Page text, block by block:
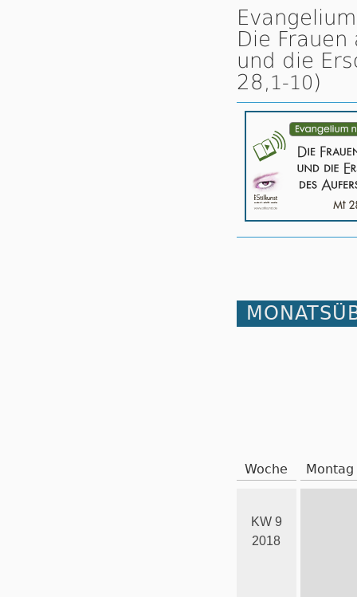
Die
und die
28,1-10)
Woche Montag
KW 9
2018